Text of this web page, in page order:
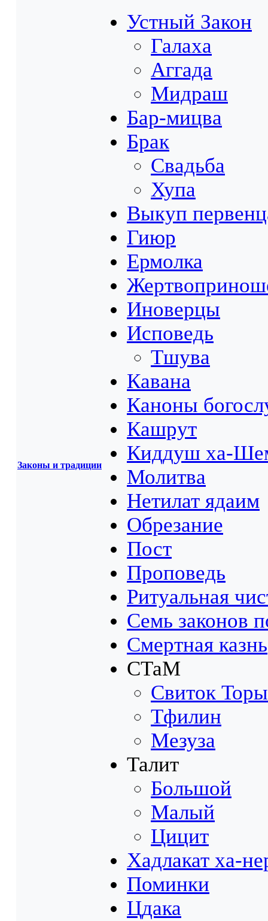
Законы и традиции
Устный Закон
Галаха
Аггада
Мидраш
Бар-мицва
Брак
Свадьба
Хупа
Выкуп
Гиюр
Ермолка
Иноверцы
Исповедь
Тшува
Кавана
Каноны
Кашрут
Киддуш ха-
Молитва
Нетилат ядаим
Обрезание
Пост
Проповедь
Ритуальная
Семь законов
Смертная казнь
СТаМ
Свиток Торы
Тфилин
Мезуза
Талит
Большой
Малый
Цицит
Хадлакат ха-
Поминки
Цдака